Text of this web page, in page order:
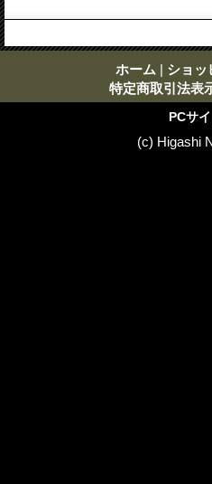
ホーム | ショッ
特定商取引法表
PCサ
(c) Higashi